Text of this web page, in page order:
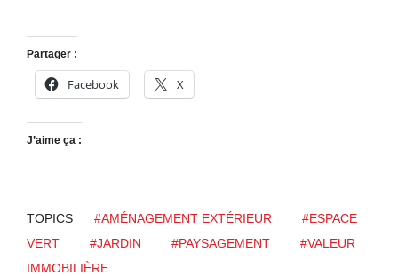
Partager :
Facebook X
J’aime ça :
TOPICS #AMÉNAGEMENT EXTÉRIEUR
#ESPACE
VERT
#JARDIN #PAYSAGEMENT
#VALEUR
IMMOBILIÈRE